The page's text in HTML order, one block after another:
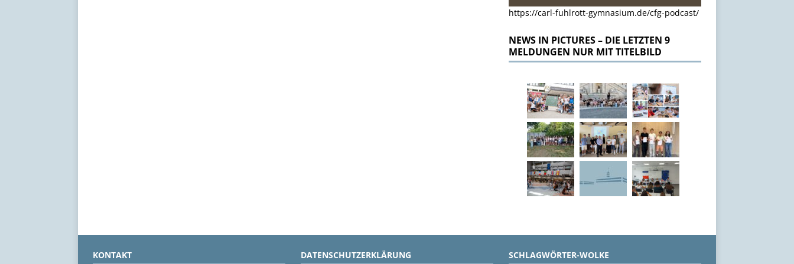
https://carl-fuhlrott-gymnasium.de/cfg-podcast/
NEWS IN PICTURES – DIE LETZTEN 9
MELDUNGEN NUR MIT TITELBILD
KONTAKT DATENSCHUTZERKLÄRUNG SCHLAGWÖRTER-WOLKE